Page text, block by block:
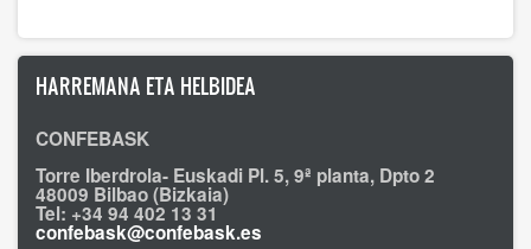
HARREMANA ETA HELBIDEA
CONFEBASK
Torre Iberdrola- Euskadi Pl. 5, 9ª planta, Dpto 2
48009 Bilbao (Bizkaia)
Tel: +34 94 402 13 31
confebask@confebask.es